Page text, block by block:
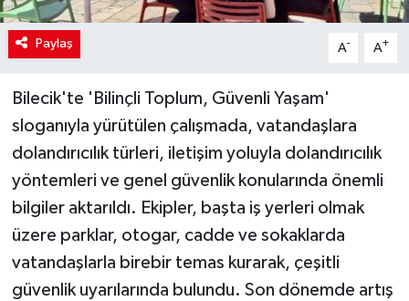
Paylaş A- A+
Bilecik'te 'Bilinçli Toplum, Güvenli Yaşam'
sloganıyla yürütülen çalışmada, vatandaşlara
dolandırıcılık türleri, iletişim yoluyla dolandırıcılık
yöntemleri ve genel güvenlik konularında önemli
bilgiler aktarıldı. Ekipler, başta iş yerleri olmak
üzere parklar, otogar, cadde ve sokaklarda
vatandaşlarla birebir temas kurarak, çeşitli
güvenlik uyarılarında bulundu. Son dönemde artış